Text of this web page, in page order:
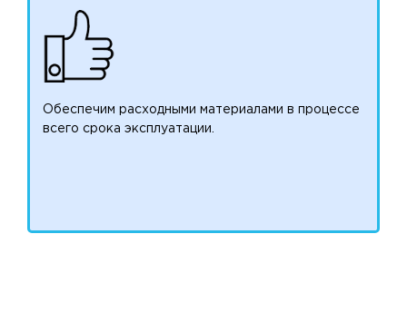
Обеспечим расходными материалами в процессе
всего срока эксплуатации.